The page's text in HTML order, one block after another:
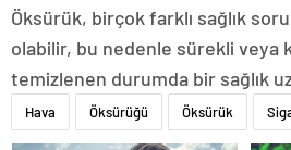
Öksürük, birçok farklı sağlık
olabilir, bu nedenle sürekli veya
temizlenen durumda bir sağlık
Hava Öksürüğü Öksürük